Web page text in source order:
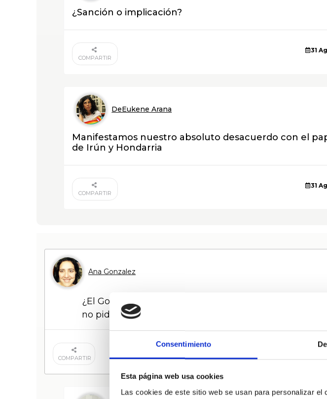
Consentimiento
Esta página web usa cookies
Las cookies de este sitio web se usan para personalizar
¿Sanción o implicación?
COMPARTIR
31
DeEukene Arana
Manifestamos nuestro absoluto desacuerdo con el
de Irún y Hondarria
COMPARTIR
31
Ana Gonzalez
¿El Gob.Vasco via Emakunde irá a apoyar al alarde
no pide el mismo apoyo a su alcalde en Hondarribia?
COMPARTIR